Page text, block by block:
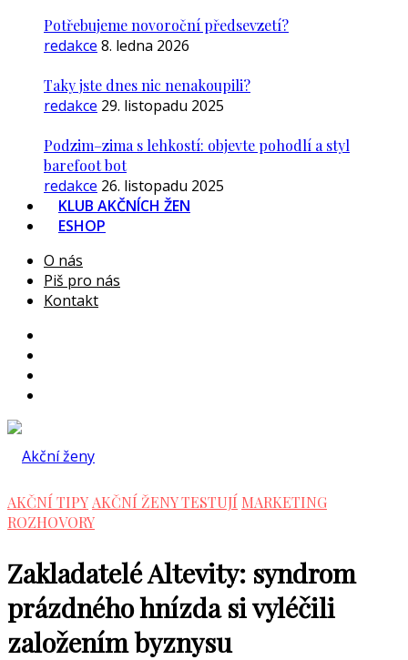
Potřebujeme novoroční předsevzetí?
redakce 8. ledna 2026
Taky jste dnes nic nenakoupili?
redakce 29. listopadu 2025
Podzim–zima s lehkostí: objevte pohodlí a styl
barefoot bot
redakce 26. listopadu 2025
KLUB AKČNÍCH ŽEN
ESHOP
O nás
Piš pro nás
Kontakt
AKČNÍ TIPYAKČNÍ ŽENY TESTUJÍ MARKETING
ROZHOVORY
Zakladatelé Altevity: syndrom
prázdného hnízda si vyléčili
založením byznysu